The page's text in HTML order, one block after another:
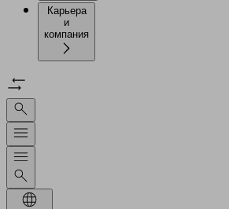
Карьера
и
компания